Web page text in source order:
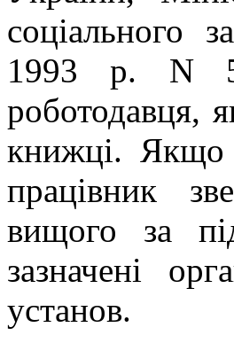
соціального
1993 р. N
роботодавця,
книжці. Якщо
працівник
вищого за
зазначені
установ.